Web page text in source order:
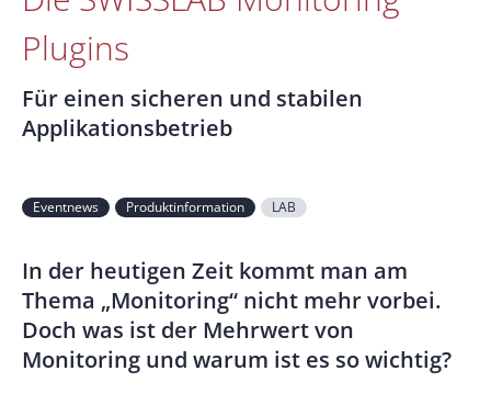
Plugins
Für einen sicheren und stabilen
Applikationsbetrieb
Eventnews Produktinformation LAB
In der heutigen Zeit kommt man am
Thema „Monitoring“ nicht mehr vorbei.
Doch was ist der Mehrwert von
Monitoring und warum ist es so wichtig?